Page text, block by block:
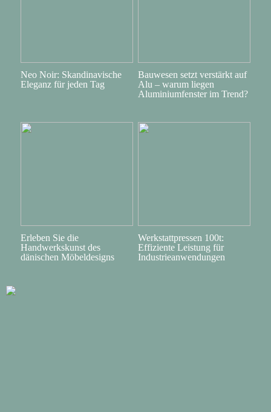
Neo Noir: Skandinavische
Eleganz für jeden Tag
Bauwesen setzt verstärkt auf
Alu – warum liegen
Aluminiumfenster im Trend?
Erleben Sie die
Handwerkskunst des
dänischen Möbeldesigns
Werkstattpressen 100t:
Effiziente Leistung für
Industrieanwendungen